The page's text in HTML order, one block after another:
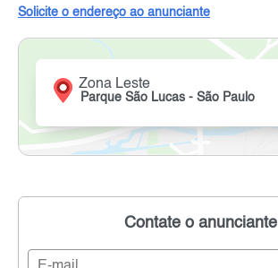
Solicite o endereço ao anunciante
Zona Leste
Parque São Lucas - São Paulo
Contate o anunciante